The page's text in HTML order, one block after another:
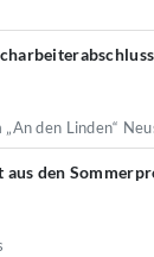
den Linden“
den